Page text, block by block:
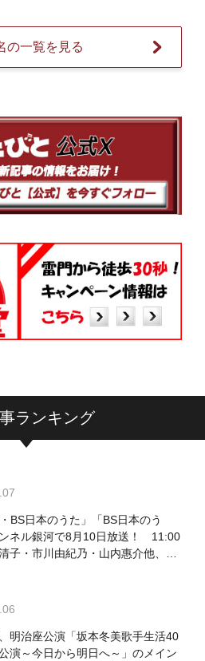
の一覧を見る
ランキング
BS日本のうた」「BS日本のう
ネル銀河で8月10日放送！ 11:00
子・市川由紀乃・山内惠介他、
明治座公演「坂本冬美歌手生活40
演～今日から明日へ～」のメイン